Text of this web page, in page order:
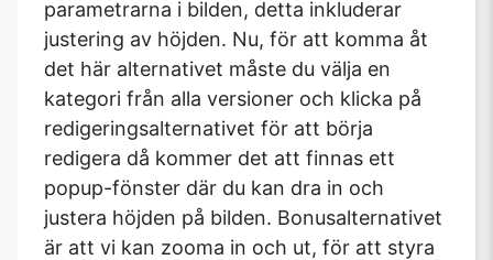
parametrarna i bilden, detta inkluderar
justering av höjden. Nu, för att komma åt
det här alternativet måste du välja en
kategori från alla versioner och klicka på
redigeringsalternativet för att börja
redigera då kommer det att finnas ett
popup-fönster där du kan dra in och
justera höjden på bilden. Bonusalternativet
är att vi kan zooma in och ut, för att styra